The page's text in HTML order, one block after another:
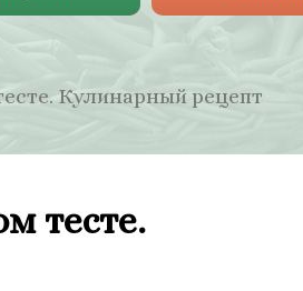
Кулинарный рецепт
тесте.